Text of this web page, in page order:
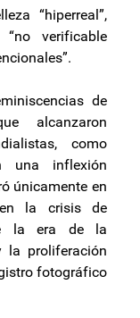
“hiperreal”,
“no verificable
de
alcanzaron
como
una inflexión
únicamente en
la crisis de
la era de la
la proliferación
fotográfico